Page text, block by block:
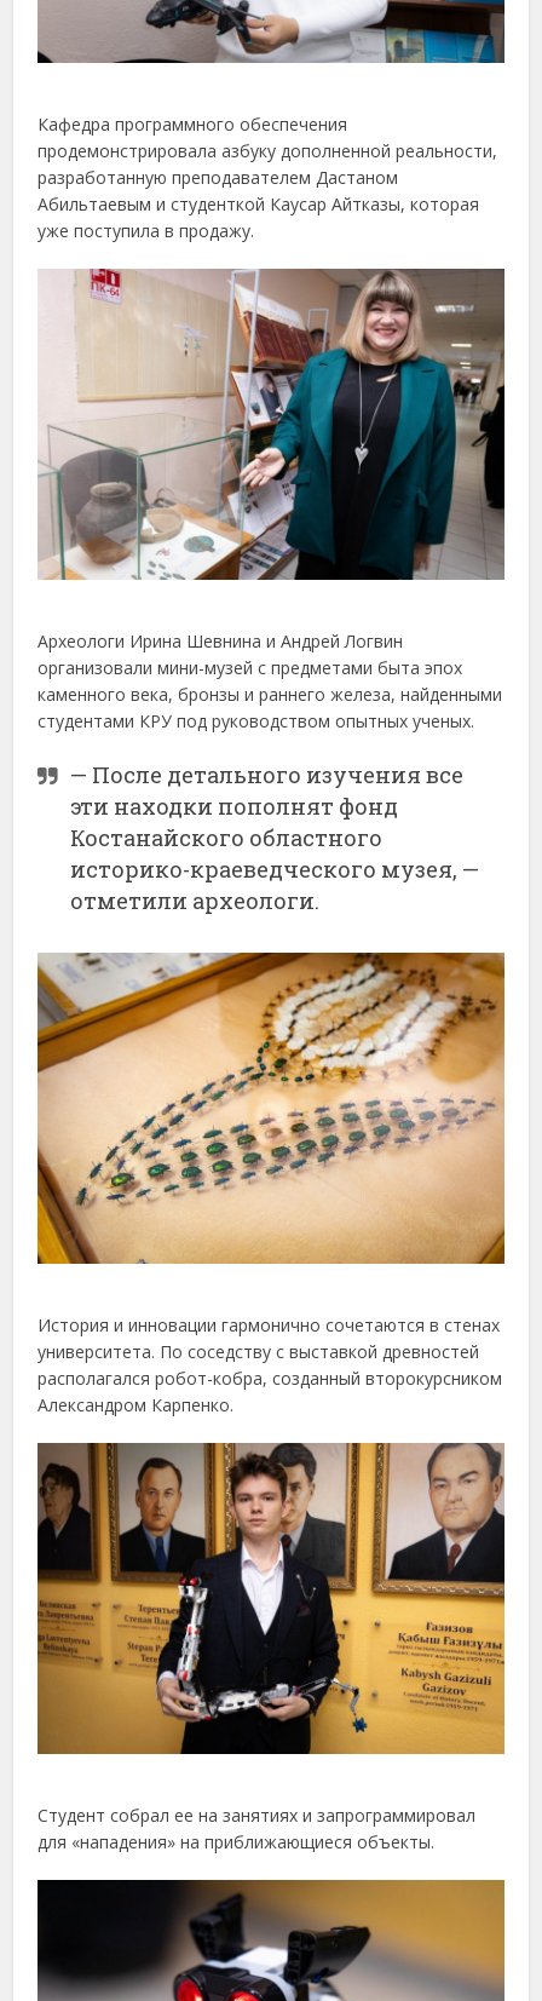
Кафедра программного обеспечения
продемонстрировала азбуку дополненной реальности,
разработанную преподавателем Дастаном
Абильтаевым и студенткой Каусар Айтказы, которая
уже поступила в продажу.
Археологи Ирина Шевнина и Андрей Логвин
организовали мини-музей с предметами быта эпох
каменного века, бронзы и раннего железа, найденными
студентами КРУ под руководством опытных ученых.
— После детального изучения все
эти находки пополнят фонд
Костанайского областного
историко-краеведческого музея, —
отметили археологи.
История и инновации гармонично сочетаются в стенах
университета. По соседству с выставкой древностей
располагался робот-кобра, созданный второкурсником
Александром Карпенко.
Студент собрал ее на занятиях и запрограммировал
для «нападения» на приближающиеся объекты.